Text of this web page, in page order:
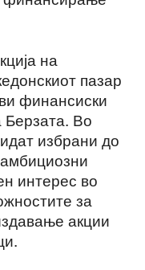
на
пазар
финансиски
Берзата. Во
избрани до
интерес во
за
акции